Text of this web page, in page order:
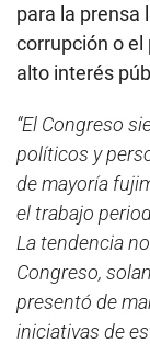
para la prensa
corrupción o
alto interés
“El Congreso
políticos y
de mayoría
el trabajo
La tendencia
Congreso,
presentó de
iniciativas de